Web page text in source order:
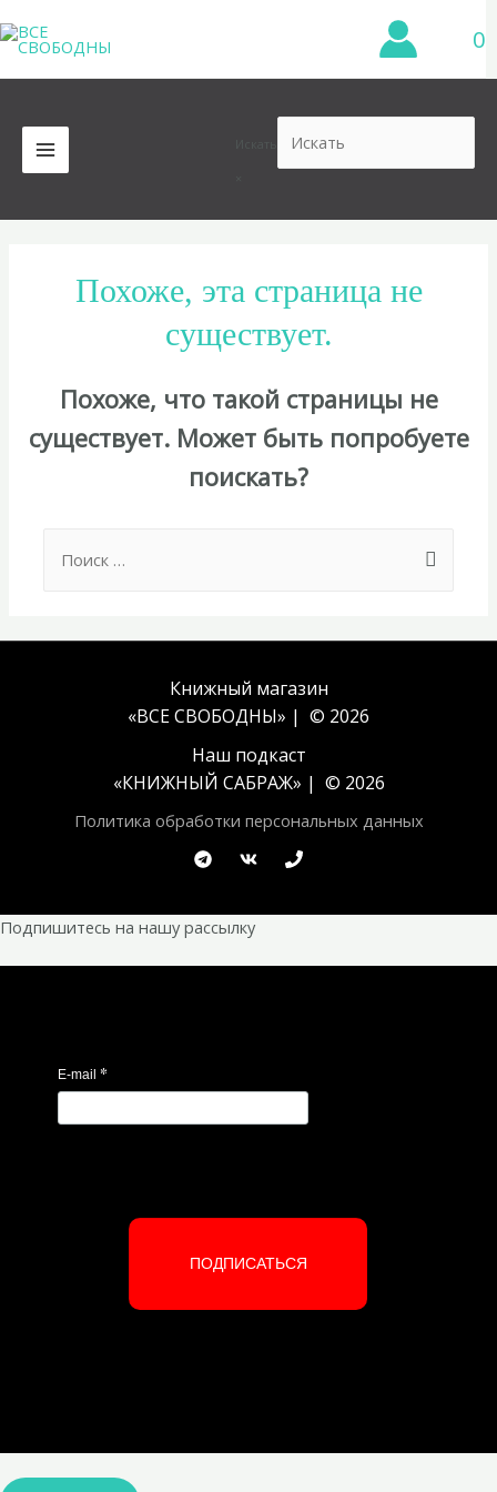
к
содержимому
0
MAIN
MENU
Похоже, эта страница не
существует.
Похоже, что такой страницы не
существует. Может быть попробуете
поискать?
for:
Книжный магазин
«ВСЕ СВОБОДНЫ» | © 2026
Наш подкаст
«КНИЖНЫЙ САБРАЖ» | © 2026
Политика обработки персональных данных
Подпишитесь на нашу рассылку
E-mail *
ПОДПИСАТЬСЯ